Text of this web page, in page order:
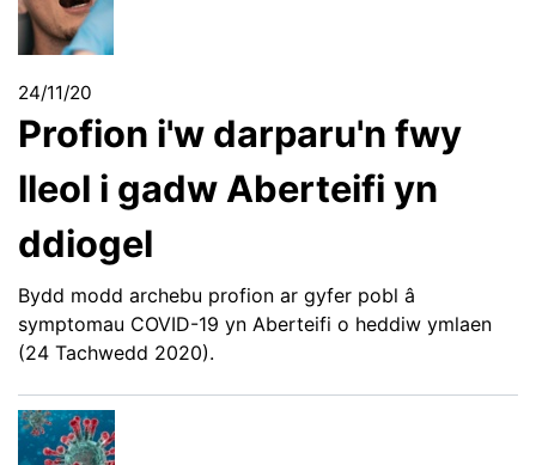
24/11/20
Profion i'w darparu'n fwy
lleol i gadw Aberteifi yn
ddiogel
Bydd modd archebu profion ar gyfer pobl â
symptomau COVID-19 yn Aberteifi o heddiw ymlaen
(24 Tachwedd 2020).